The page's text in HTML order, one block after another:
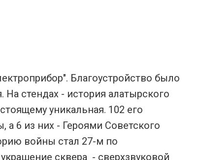
Благоустройство было
стендах - история алатырского
уникальная. 102 его
6 из них - Героями Советского
войны стал 27-м по
сквера - сверхзвуковой